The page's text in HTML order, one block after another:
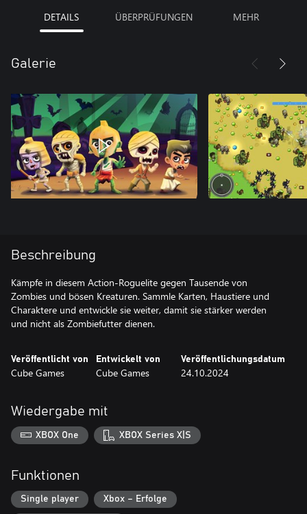
DETAILS ÜBERPRÜFUNGEN MEHR
Galerie
Beschreibung
Kämpfe in diesem Action-Roguelite gegen Tausende von
Zombies und bösen Kreaturen. Sammle Karten, Haustiere und
Charaktere und entwickle sie weiter, damit sie stärker werden
und nicht als Zombiefutter dienen.
Veröffentlicht von
Cube Games
Entwickelt von
Cube Games
Veröffentlichungsdatum
24.10.2024
Wiedergabe mit
XBOX One XBOX Series X|S
Funktionen
Single player Xbox – Erfolge